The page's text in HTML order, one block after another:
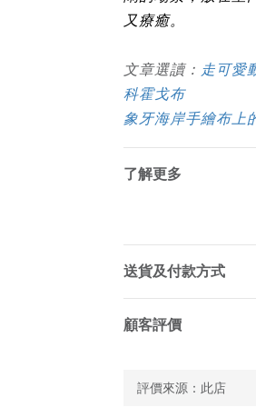
又療癒。
文章選讀： 走可愛
科霍戈布
象牙海岸手繪布上
了解更多
送貨及付款方式
顧客評價